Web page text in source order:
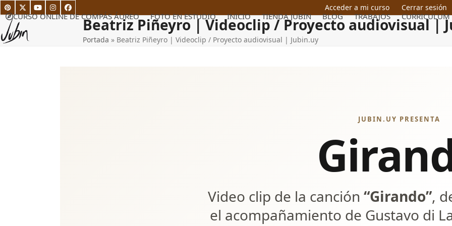
Skip
to
content
Pinterest
TwitterYouTubeInstagram
Facebook Acceder a mi curso Cerrar sesión
CURSO ONLINE DE COMPÁS ÁUREO FOTO EN ESTUDIO INICIO TIENDA JUBIN BLOG TRABAJOS CURRICULUM
Beatriz Piñeyro | Videoclip / Proyecto audiovisual |
Portada » Beatriz Piñeyro | Videoclip / Proyecto audiovisual | Jubin.uy
JUBIN.UY PRESENTA
Video clip de la canción“Girando”,
el acompañamiento de Gustavo di